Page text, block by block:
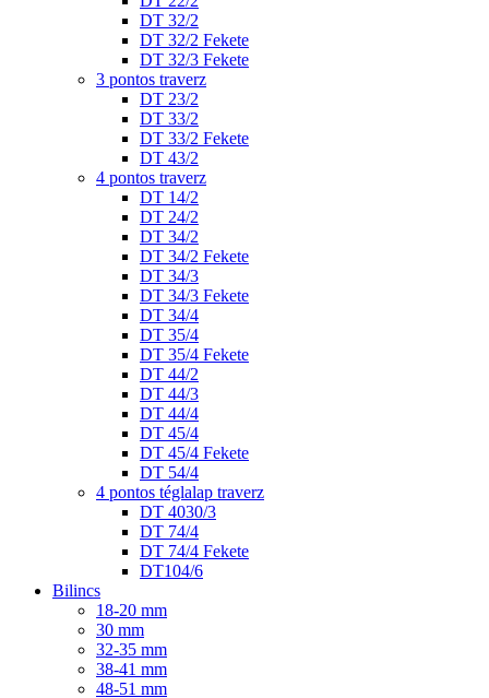
DT 32/2
DT 32/2 Fekete
DT 32/3 Fekete
3 pontos traverz
DT 23/2
DT 33/2
DT 33/2 Fekete
DT 43/2
4 pontos traverz
DT 14/2
DT 24/2
DT 34/2
DT 34/2 Fekete
DT 34/3
DT 34/3 Fekete
DT 34/4
DT 35/4
DT 35/4 Fekete
DT 44/2
DT 44/3
DT 44/4
DT 45/4
DT 45/4 Fekete
DT 54/4
4 pontos téglalap traverz
DT 4030/3
DT 74/4
DT 74/4 Fekete
DT104/6
Bilincs
18-20 mm
30 mm
32-35 mm
38-41 mm
48-51 mm